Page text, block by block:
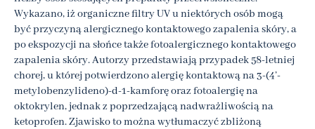
Wykazano, iż organiczne filtry UV u niektórych osób mogą
być przyczyną alergicznego kontaktowego zapalenia skóry, a
po ekspozycji na słońce także fotoalergicznego kontaktowego
zapalenia skóry. Autorzy przedstawiają przypadek 58-letniej
chorej, u której potwierdzono alergię kontaktową na 3-(4’-
metylobenzylideno)-d-1-kamforę oraz fotoalergię na
oktokrylen, jednak z poprzedzającą nadwrażliwością na
ketoprofen. Zjawisko to można wytłumaczyć zbliżoną